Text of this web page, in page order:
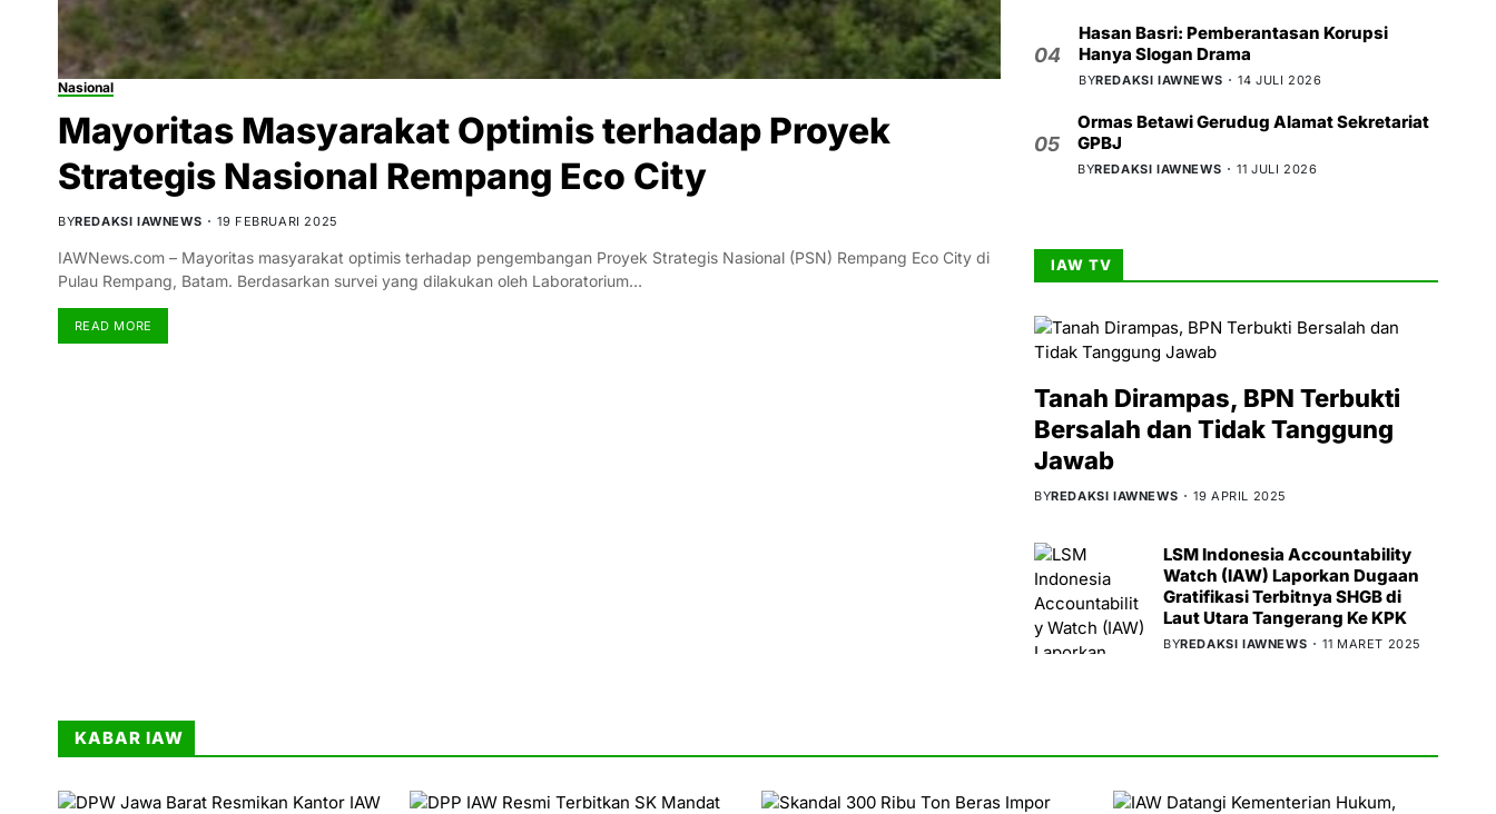
Nasional
Mayoritas Masyarakat Optimis terhadap Proyek
Strategis Nasional Rempang Eco City
BYREDAKSI IAWNEWS 19 FEBRUARI 2025
IAWNews.com – Mayoritas masyarakat optimis terhadap pengembangan Proyek Strategis Nasional (PSN) Rempang Eco City di
Pulau Rempang, Batam. Berdasarkan survei yang dilakukan oleh Laboratorium…
READ MORE
04
Hasan Basri: Pemberantasan Korupsi
Hanya Slogan Drama
BYREDAKSI IAWNEWS 14 JULI 2026
05
Ormas Betawi Gerudug Alamat Sekretariat
GPBJ
BYREDAKSI IAWNEWS 11 JULI 2026
IAW TV
Tanah Dirampas, BPN Terbukti
Bersalah dan Tidak Tanggung
Jawab
BYREDAKSI IAWNEWS 19 APRIL 2025
LSM Indonesia Accountability
Watch (IAW) Laporkan Dugaan
Gratifikasi Terbitnya SHGB di
Laut Utara Tangerang Ke KPK
BYREDAKSI IAWNEWS 11 MARET 2025
KABAR IAW